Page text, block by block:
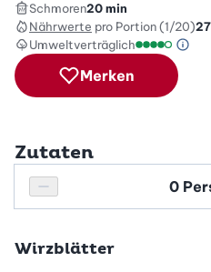
Schmoren20 min
Nährwerte pro Portion (1/20)
Umweltverträglich
Merken
Zutaten
Personenanzahl verringern
Personenanzahl
Wirzblätter